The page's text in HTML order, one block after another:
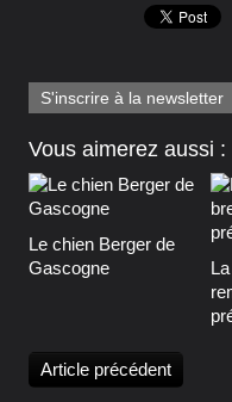
S'inscrire à la newsletter
Vous aimerez aussi :
Le chien Berger de
Gascogne
Article précédent